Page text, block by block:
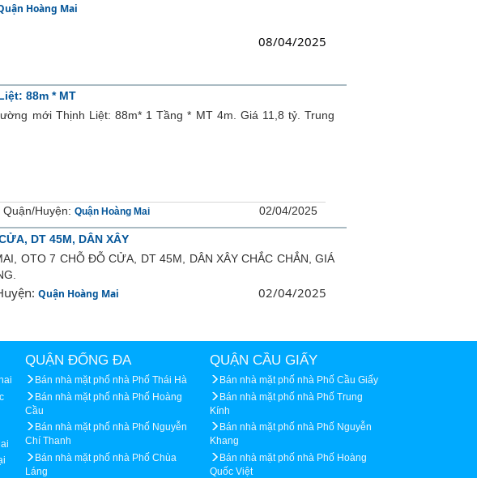
Hoàng Mai
08/04/2025
88m * MT
mới Thịnh Liệt: 88m* 1 Tầng * MT 4m. Giá 11,8 tỷ. Trung
Quận/Huyện: Quận Hoàng Mai 02/04/2025
DT 45M, DÂN XÂY
OTO 7 CHỖ ĐỖ CỬA, DT 45M, DÂN XÂY CHẮC CHẮN, GIÁ
Quận Hoàng Mai 02/04/2025
QUẬN ĐỐNG ĐA
Bán nhà mặt phố nhà Phố Thái Hà
Bán nhà mặt phố nhà Phố Hoàng
Cầu
Bán nhà mặt phố nhà Phố Nguyễn
Chí Thanh
Bán nhà mặt phố nhà Phố Chùa
Láng
QUẬN CẦU GIẤY
Bán nhà mặt phố nhà Phố Cầu Giấy
Bán nhà mặt phố nhà Phố Trung
Kính
Bán nhà mặt phố nhà Phố Nguyễn
Khang
Bán nhà mặt phố nhà Phố Hoàng
Quốc Việt